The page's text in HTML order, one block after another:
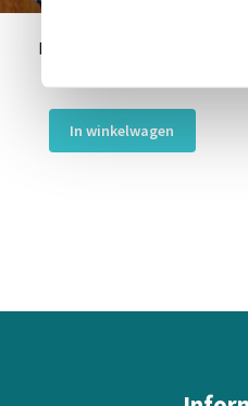
Horka Haarstrik Blauw
was:
€6,95.
is:
€4,95.
In winkelwagen